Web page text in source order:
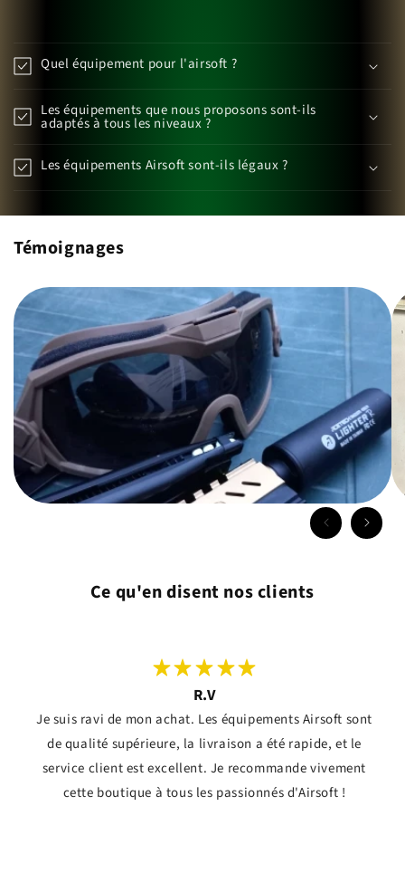
Quel équipement pour l'airsoft ?
Les équipements que nous proposons sont-ils
adaptés à tous les niveaux ?
Les équipements Airsoft sont-ils légaux ?
Témoignages
Ce qu'en disent nos clients
R.V
Je suis ravi de mon achat. Les équipements Airsoft sont
de qualité supérieure, la livraison a été rapide, et le
service client est excellent. Je recommande vivement
cette boutique à tous les passionnés d'Airsoft !